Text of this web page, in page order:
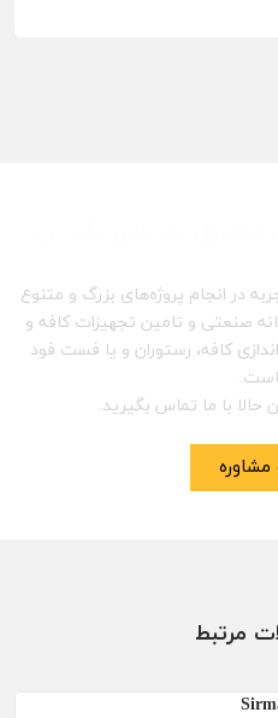
در انجام پروژه‌های بزرگ و متنوع
صنعتی و تامین تجهیزات کافه و
اندازی کافه، رستوران و یا فست فود
حالا با ما تماس بگیرید.
مرتبط